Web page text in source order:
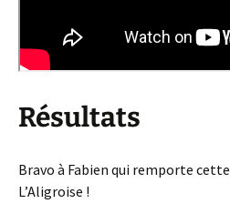
Résultats
Bravo à Fabien qui remporte
L’Aligroise !